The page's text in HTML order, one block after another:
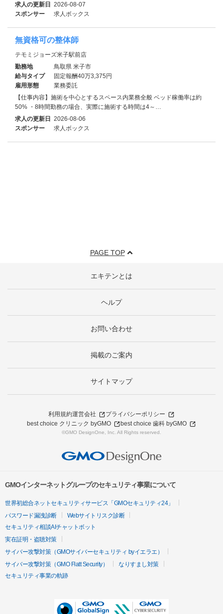
求人の更新日 2026-08-07
スポンサー
求人ボックス
無資格可の整体師
テモミジョーズ米子駅前店
勤務地
鳥取県 米子市
給与タイプ
固定報酬40万3,375円
雇用形態
業務委託
【仕事内容】施術を中心とするスペース内業務全般 ベッド稼働率は約
50% ・8時間勤務の場合、実際に施術する時間は4～…
求人の更新日 2026-08-06
スポンサー
求人ボックス
PAGE TOP
エキテンとは
ヘルプ
お問い合わせ
掲載のご案内
サイトマップ
利用規約運営会社
プライバシーポリシー
best choice クリニック byGMO
best choice 歯科 byGMO
©GMO DesignOne, Inc. All Rights reserved.
GMOインターネットグループのセキュリティ事業について
世界初総合ネットセキュリティサービス「GMOセキュリティ24」
パスワード漏洩診断
Webサイトリスク診断
セキュリティ相談AIチャットボット
実在証明・盗聴対策
サイバー攻撃対策（GMOサイバーセキュリティ byイエラエ）
サイバー攻撃対策（GMO Flatt Security）
なりすまし対策
セキュリティ事業の軌跡